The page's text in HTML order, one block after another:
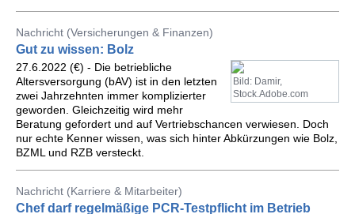
Nachricht (Versicherungen & Finanzen)
Gut zu wissen: Bolz
Bild: Damir,
Stock.Adobe.com
27.6.2022 (€) - Die betriebliche
Altersversorgung (bAV) ist in den letzten
zwei Jahrzehnten immer komplizierter
geworden. Gleichzeitig wird mehr
Beratung gefordert und auf Vertriebschancen verwiesen. Doch
nur echte Kenner wissen, was sich hinter Abkürzungen wie Bolz,
BZML und RZB versteckt.
Nachricht (Karriere & Mitarbeiter)
Chef darf regelmäßige PCR-Testpflicht im Betrieb